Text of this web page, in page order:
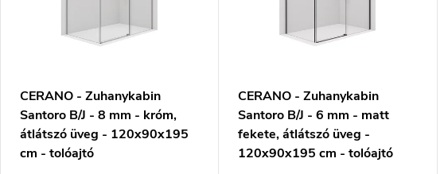
CERANO - Zuhanykabin
Santoro B/J - 8 mm - króm,
átlátszó üveg - 120x90x195
cm - tolóajtó
CERANO - Zuhanykabin
Santoro B/J - 6 mm - matt
fekete, átlátszó üveg -
120x90x195 cm - tolóajtó